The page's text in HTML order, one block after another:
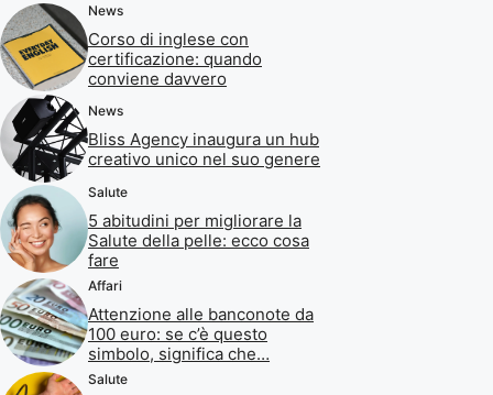
News
Corso di inglese con
certificazione: quando
conviene davvero
News
Bliss Agency inaugura un hub
creativo unico nel suo genere
Salute
5 abitudini per migliorare la
Salute della pelle: ecco cosa
fare
Affari
Attenzione alle banconote da
100 euro: se c’è questo
simbolo, significa che…
Salute